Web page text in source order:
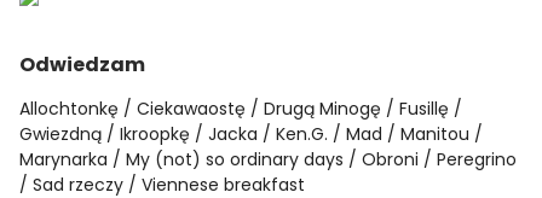
Odwiedzam
Allochtonkę Ciekawaostę Drugą Minogę
Fusillę
Gwiezdną
Ikroopkę Jacka Ken.G. Mad
Manitou
Marynarka
My (not) so ordinary days Obroni
Peregrino
Sad rzeczy
Viennese breakfast